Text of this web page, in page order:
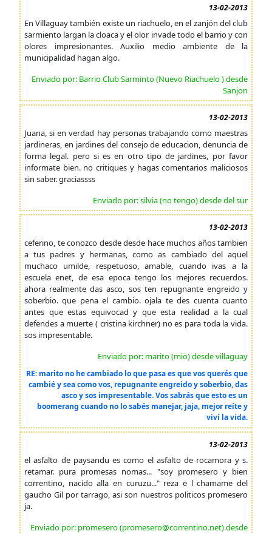
13-02-2013
En Villaguay también existe un riachuelo, en el zanjón del club
sarmiento largan la cloaca y el olor invade todo el barrio y con
olores impresionantes. Auxilio medio ambiente de la
municipalidad hagan algo.
Enviado por: Barrio Club Sarminto (Nuevo Riachuelo ) desde
Sanjon
13-02-2013
Juana, si en verdad hay personas trabajando como maestras
jardineras, en jardines del consejo de educacion, denuncia de
forma legal. pero si es en otro tipo de jardines, por favor
informate bien. no critiques y hagas comentarios maliciosos
sin saber. graciassss
Enviado por: silvia (no tengo) desde del sur
13-02-2013
ceferino, te conozco desde desde hace muchos años tambien
a tus padres y hermanas, como as cambiado del aquel
muchaco umilde, respetuoso, amable, cuando ivas a la
escuela enet, de esa epoca tengo los mejores recuerdos.
ahora realmente das asco, sos ten repugnante engreido y
soberbio. que pena el cambio. ojala te des cuenta cuanto
antes que estas equivocad y que esta realidad a la cual
defendes a muerte ( cristina kirchner) no es para toda la vida.
sos impresentable.
Enviado por: marito (mio) desde villaguay
RE: marito no he cambiado lo que pasa es que vos querés que
cambié y sea como vos, repugnante engreido y soberbio, das
asco y sos impresentable. Vos sabrás que esto es un
boomerang cuando no lo sabés manejar, jaja, mejor reíte y
viví la vida.
13-02-2013
el asfalto de paysandu es como el asfalto de rocamora y s.
retamar. pura promesas nomas... "soy promesero y bien
correntino, nacido alla en curuzu..." reza e l chamame del
gaucho Gil por tarrago, asi son nuestros politicos promesero
ja.
Enviado por: promesero (promesero@correntino.net) desde